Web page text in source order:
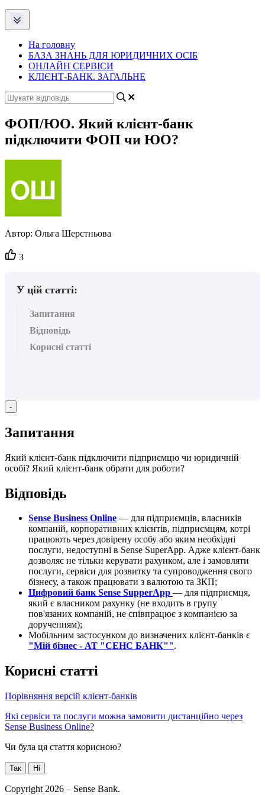
На головну
БАЗА ЗНАНЬ ДЛЯ ЮРИДИЧНИХ ОСІБ
ОНЛАЙН СЕРВІСИ
КЛІЄНТ-БАНК. ЗАГАЛЬНЕ
ФОП/ЮО. Який клієнт-банк
підключити ФОП чи ЮО?
Автор: Ольга Шерстньова
Кількість
вподобайок:
3
У цій статті:
Запитання
Відповідь
Корисні статті
-
Запитання
Який клієнт-банк підключити підприємцю чи юридичній
особі? Який клієнт-банк обрати для роботи?
Відповідь
Sense Business Online — для підприємців, власників
компаній, корпоративних клієнтів, підприємцям, котрі
працюють через довірену особу або яким необхідні
послуги, недоступні в Sense SuperApp. Адже клієнт-банк
дозволяє не тільки керувати рахунком, але і замовляти
послуги, сервіси для розвитку та супроводження свого
бізнесу, а також працювати з валютою та ЗКП;
Цифровий банк Sense SupperApp — для підприємця,
який є власником рахунку (не входить в групу
пов'язаних компаній, не співпрацює з компанією за
дорученням);
Мобільним застосунком до визначених клієнт-банків є
"Мій бізнес - АТ "СЕНС БАНК"".
Корисні статті
Порівняння версій клієнт-банків
Які сервіси та послуги можна замовити дистанційно через
Sense Business Online?
Чи була ця стаття корисною?
Так Ні
Copyright 2026 – Sense Bank.